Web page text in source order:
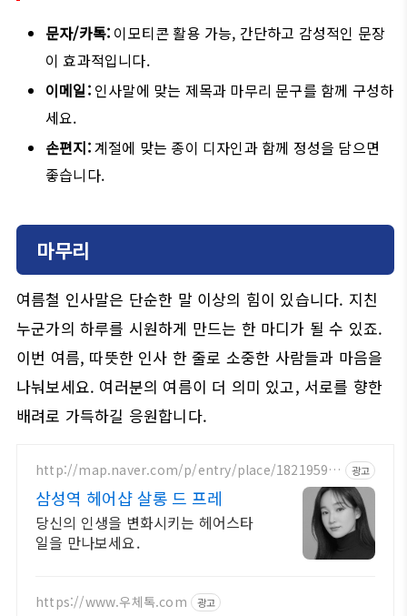
문자/카톡: 이모티콘 활용 가능, 간단하고 감성적인 문장
이 효과적입니다.
이메일:인사말에 맞는 제목과 마무리 문구를 함께 구성하
세요.
손편지:계절에 맞는 종이 디자인과 함께 정성을 담으면
좋습니다.
마무리
여름철 인사말은 단순한 말 이상의 힘이 있습니다. 지친
누군가의 하루를 시원하게 만드는 한 마디가 될 수 있죠.
이번 여름, 따뜻한 인사 한 줄로 소중한 사람들과 마음을
나눠보세요. 여러분의 여름이 더 의미 있고, 서로를 향한
배려로 가득하길 응원합니다.
http://map.naver.com/p/entry/place/18219593
광고
삼성역 헤어샵 살롱 드 프레
당신의 인생을 변화시키는 헤어스타
일을 만나보세요.
https://www.우체톡.com 광고